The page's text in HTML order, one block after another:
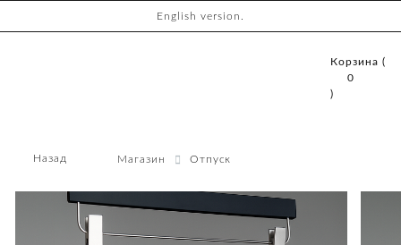
English version.
Корзина (
0
)
Магазин Отпуск
Назад